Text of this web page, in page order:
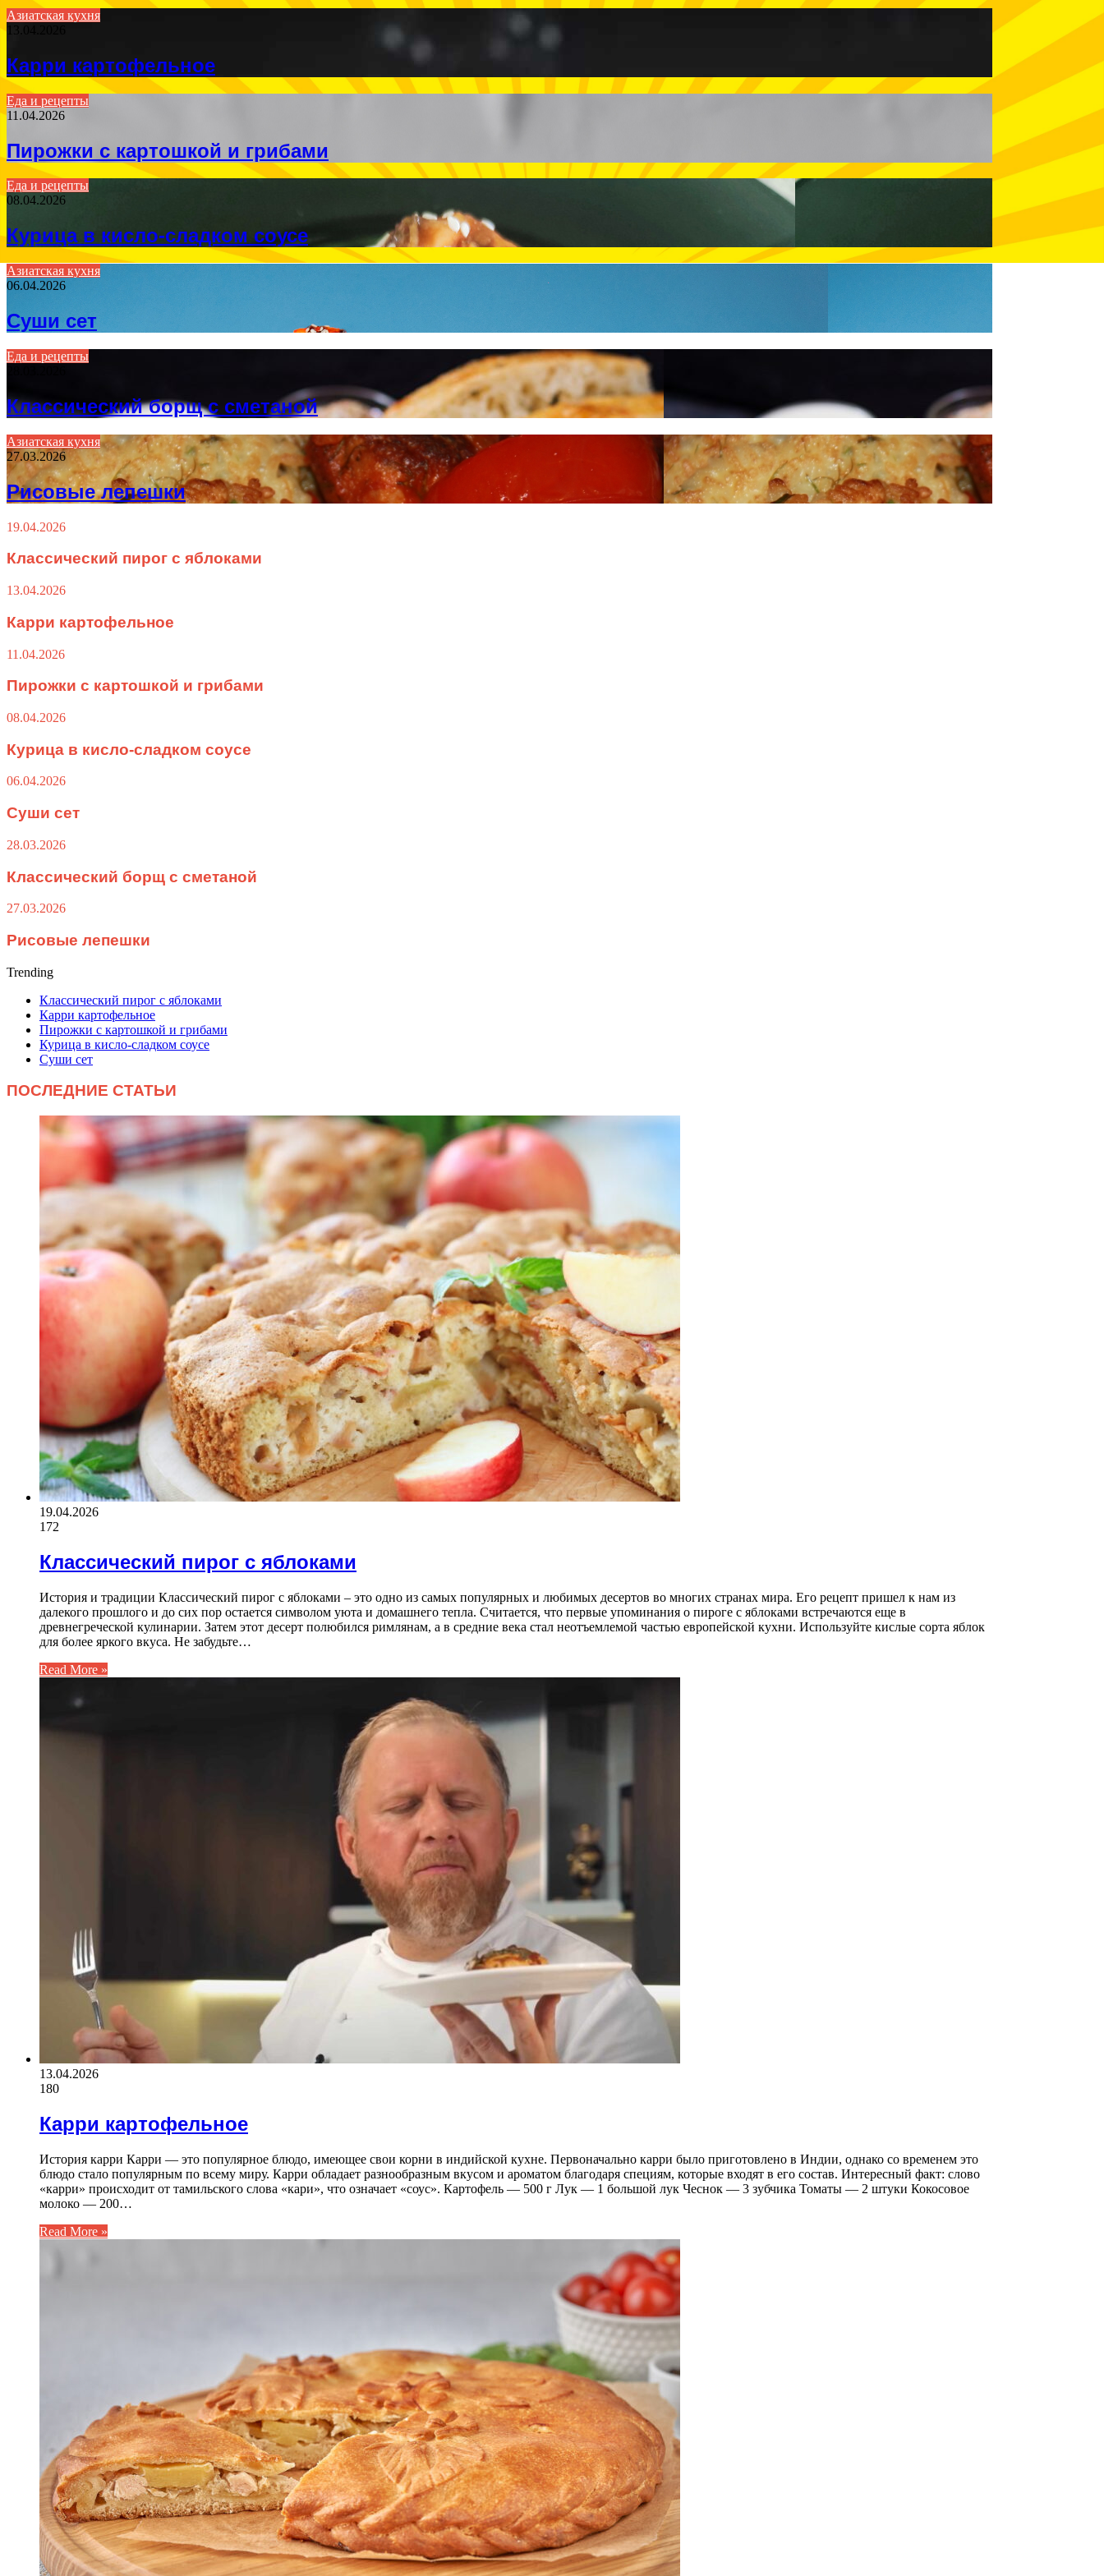
Азиатская кухня
Карри картофельное
Еда и рецепты
11.04.2026
Пирожки с картошкой и грибами
Еда и рецепты
08.04.2026
Курица в кисло-сладком соусе
Азиатская кухня
06.04.2026
Суши сет
Еда и рецепты
Классический борщ с сметаной
Азиатская кухня
27.03.2026
Рисовые лепешки
19.04.2026
Классический пирог с яблоками
13.04.2026
Карри картофельное
11.04.2026
Пирожки с картошкой и грибами
08.04.2026
Курица в кисло-сладком соусе
06.04.2026
Суши сет
28.03.2026
Классический борщ с сметаной
27.03.2026
Рисовые лепешки
Trending
Классический пирог с яблоками
Карри картофельное
Пирожки с картошкой и грибами
Курица в кисло-сладком соусе
Суши сет
ПОСЛЕДНИЕ СТАТЬИ
19.04.2026
172
Классический пирог с яблоками
История и традиции Классический пирог с яблоками – это одно из самых популярных и любимых десертов во многих странах мира. Его рецепт пришел к нам из
далекого прошлого и до сих пор остается символом уюта и домашнего тепла. Считается, что первые упоминания о пироге с яблоками встречаются еще в
древнегреческой кулинарии. Затем этот десерт полюбился римлянам, а в средние века стал неотъемлемой частью европейской кухни. Используйте кислые сорта яблок
для более яркого вкуса. Не забудьте…
Read More »
13.04.2026
180
Карри картофельное
История карри Карри — это популярное блюдо, имеющее свои корни в индийской кухне. Первоначально карри было приготовлено в Индии, однако со временем это
блюдо стало популярным по всему миру. Карри обладает разнообразным вкусом и ароматом благодаря специям, которые входят в его состав. Интересный факт: слово
«карри» происходит от тамильского слова «кари», что означает «соус». Картофель — 500 г Лук — 1 большой лук Чеснок — 3 зубчика Томаты — 2 штуки Кокосовое
молоко — 200…
Read More »